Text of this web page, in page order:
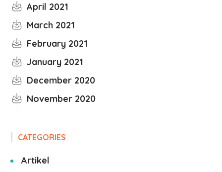
April 2021
March 2021
February 2021
January 2021
December 2020
November 2020
CATEGORIES
Artikel